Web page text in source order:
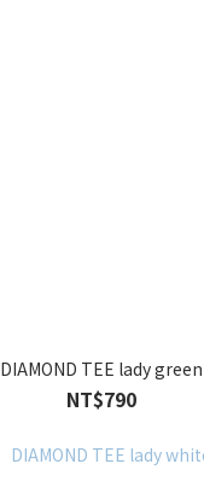
DIAMOND TEE lady green
NT$790